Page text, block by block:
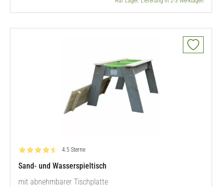
Bewertung: 4.5 von 5
4.5 Sterne
Sand- und Wasserspieltisch
mit abnehmbarer Tischplatte